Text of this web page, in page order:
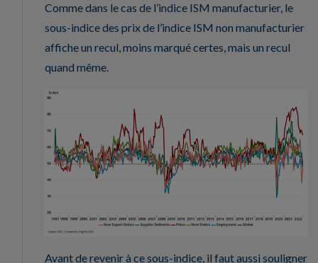
Comme dans le cas de l’indice ISM manufacturier, le
sous-indice des prix de l’indice ISM non manufacturier
affiche un recul, moins marqué certes, mais un recul
quand même.
Avant de revenir à ce sous-indice, il faut aussi souligner